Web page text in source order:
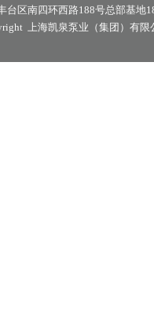
台区南四环西路188号总部基地
上海凯泉泵业（集团）有